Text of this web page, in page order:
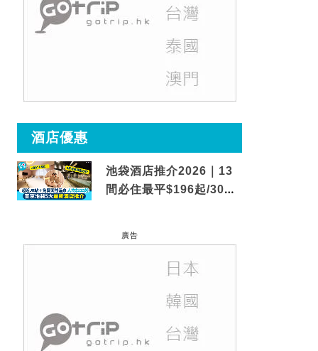
酒店優惠
池袋酒店推介2026｜13
間必住最平$196起/30秒
廣告